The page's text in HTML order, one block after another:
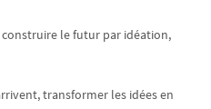
construire le futur par idéation,
transformer les idées en